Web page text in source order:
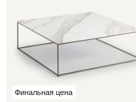
Финальная цена